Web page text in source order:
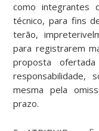
como integrantes
técnico, para fins
terão,
para registrarem
proposta
responsabilidade,
mesma pela
prazo.